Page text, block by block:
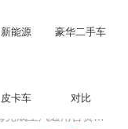
新能源 豪华二手车
皮卡车 对比通用CEO缺席签约 3年未踏足中国 释放反常信号